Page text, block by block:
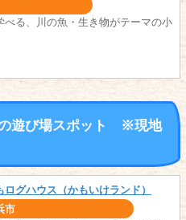
べる、川の魚・生き物がテーマの小
の遊び場スポット ※現地
グハウス（かもいけランド）
市